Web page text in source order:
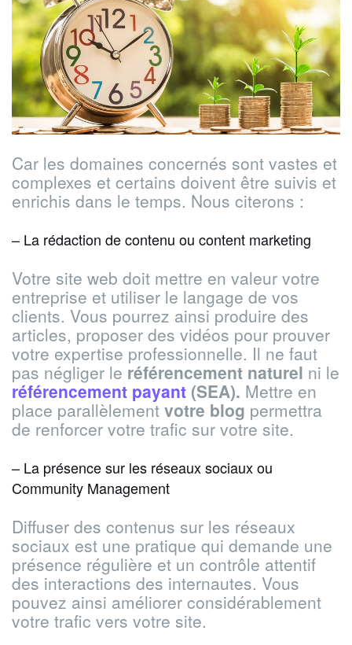
Car les domaines concernés sont vastes et
complexes et certains doivent être suivis et
enrichis dans le temps. Nous citerons :
– La rédaction de contenu ou content marketing
Votre site web doit mettre en valeur votre
entreprise et utiliser le langage de vos
clients. Vous pourrez ainsi produire des
articles, proposer des vidéos pour prouver
votre expertise professionnelle. Il ne faut
pas négliger le référencement naturel ni le
référencement payant (SEA). Mettre en
place parallèlement votre blog permettra
de renforcer votre trafic sur votre site.
– La présence sur les réseaux sociaux ou
Community Management
Diffuser des contenus sur les réseaux
sociaux est une pratique qui demande une
présence régulière et un contrôle attentif
des interactions des internautes. Vous
pouvez ainsi améliorer considérablement
votre trafic vers votre site.